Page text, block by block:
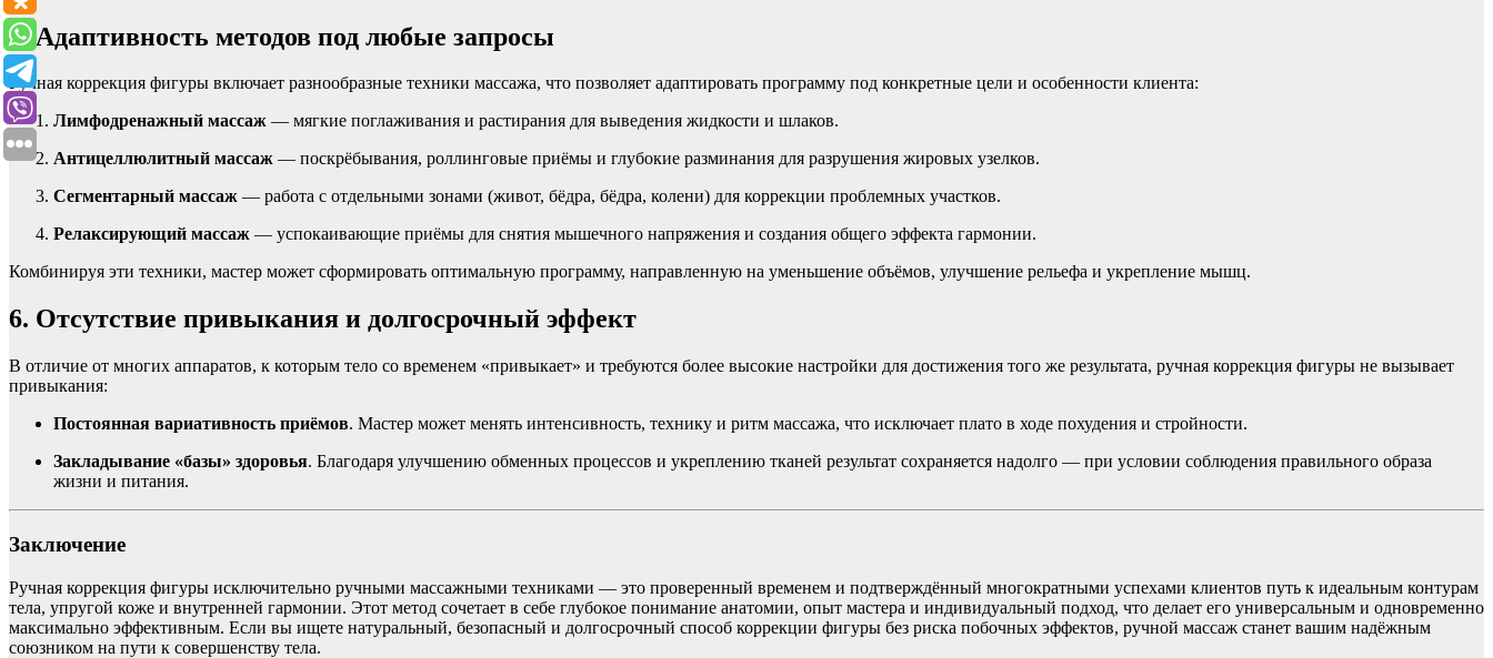
5. Адаптивность методов под любые запросы
Ручная коррекция фигуры включает разнообразные техники массажа, что позволяет адаптировать программу под конкретные цели и особенности клиента:
Лимфодренажный массаж — мягкие поглаживания и растирания для выведения жидкости и шлаков.
Антицеллюлитный массаж — поскрёбывания, роллинговые приёмы и глубокие разминания для разрушения жировых узелков.
Сегментарный массаж — работа с отдельными зонами (живот, бёдра, бёдра, колени) для коррекции проблемных участков.
Релаксирующий массаж — успокаивающие приёмы для снятия мышечного напряжения и создания общего эффекта гармонии.
Комбинируя эти техники, мастер может сформировать оптимальную программу, направленную на уменьшение объёмов, улучшение рельефа и укрепление мышц.
6. Отсутствие привыкания и долгосрочный эффект
В отличие от многих аппаратов, к которым тело со временем «привыкает» и требуются более высокие настройки для достижения того же результата, ручная коррекция фигуры не вызывает
привыкания:
Постоянная вариативность приёмов. Мастер может менять интенсивность, технику и ритм массажа, что исключает плато в ходе похудения и стройности.
Закладывание «базы» здоровья. Благодаря улучшению обменных процессов и укреплению тканей результат сохраняется надолго — при условии соблюдения правильного образа
жизни и питания.
Заключение
Ручная коррекция фигуры исключительно ручными массажными техниками — это проверенный временем и подтверждённый многократными успехами клиентов путь к идеальным контурам
тела, упругой коже и внутренней гармонии. Этот метод сочетает в себе глубокое понимание анатомии, опыт мастера и индивидуальный подход, что делает его универсальным и одновременно
максимально эффективным. Если вы ищете натуральный, безопасный и долгосрочный способ коррекции фигуры без риска побочных эффектов, ручной массаж станет вашим надёжным
союзником на пути к совершенству тела.